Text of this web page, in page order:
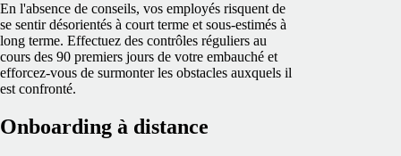
En l'absence de conseils, vos employés risquent de
se sentir désorientés à court terme et sous-estimés à
long terme. Effectuez des contrôles réguliers au
cours des 90 premiers jours de votre embauché et
efforcez-vous de surmonter les obstacles auxquels il
est confronté.
Onboarding à distance